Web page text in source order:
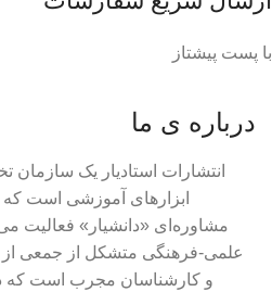
با پست پیشتاز
درباره ی ما
انتشارات استادیار یک
ابزارهای آموزشی است
مشاوره‌ای «دانشیار» فعالیت
علمی-فرهنگی متشکل از جمعی از
و کارشناسان مجرب است که